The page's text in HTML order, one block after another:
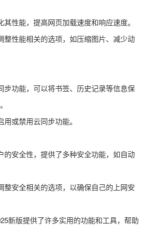
性能，提高网页加载速度和响应速度。
整性能相关的选项，如压缩图片、减少动
步功能，可以将书签、历史记录等信息保
或禁用云同步功能。
的安全性，提供了多种安全功能，如自动
整安全相关的选项，以确保自己的上网安
新版提供了许多实用的功能和工具，帮助